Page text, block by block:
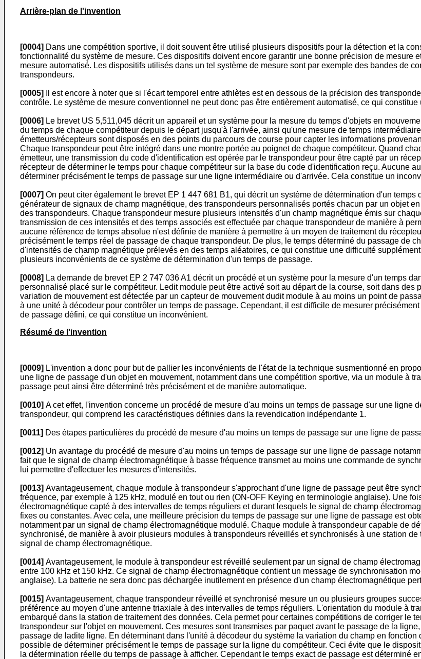
Arrière-plan de l'invention
[0004] Dans une compétition sportive, il doit souvent être utilisé plusieurs dispositifs pour la détection et la
fonctionnalité du système de mesure. Ces dispositifs doivent encore garantir une bonne précision de mesure
mesure automatisé. Les dispositifs utilisés dans un tel système de mesure sont par exemple des bandes de
transpondeurs.
[0005]
Il est encore à noter que si l'écart temporel entre athlètes est en dessous de la précision des
contrôle. Le système de mesure conventionnel ne peut donc pas être entièrement automatisé, ce qui constitue
[0006] Le brevet US 5,511,045 décrit un appareil et un système pour la mesure du temps d'objets en
du temps de chaque compétiteur depuis le départ jusqu'à l'arrivée, ainsi qu'une mesure de temps
émetteurs/récepteurs sont disposés en des points du parcours de course pour capter les informations
Chaque transpondeur peut être intégré dans une montre portée au poignet de chaque compétiteur. Quand
émetteur, une transmission du code d'identification est opérée par le transpondeur pour être capté par un
récepteur de déterminer le temps pour chaque compétiteur sur la base du code d'identification reçu. Aucune
déterminer précisément le temps de passage sur une ligne intermédiaire ou d'arrivée. Cela constitue un
[0007] On peut citer également le brevet EP 1 447 681 B1, qui décrit un système de détermination d'un
générateur de signaux de champ magnétique, des transpondeurs personnalisés portés chacun par un objet
des transpondeurs. Chaque transpondeur mesure plusieurs intensités d'un champ magnétique émis sur
transmission de ces intensités et des temps associés est effectuée par chaque transpondeur de manière à
aucune référence de temps absolue n'est définie de manière à permettre à un moyen de traitement du
précisément le temps réel de passage de chaque transpondeur. De plus, le temps déterminé du passage de
d'intensités de champ magnétique prélevés en des temps aléatoires, ce qui constitue une difficulté
plusieurs inconvénients de ce système de détermination d'un temps de passage.
[0008] La demande de brevet EP 2 747 036 A1 décrit un procédé et un système pour la mesure d'un temps
personnalisé placé sur le compétiteur. Ledit module peut être activé soit au départ de la course, soit dans
variation de mouvement est détectée par un capteur de mouvement dudit module à au moins un point de
à une unité à décodeur pour contrôler un temps de passage. Cependant, il est difficile de mesurer
de passage défini, ce qui constitue un inconvénient.
Résumé de l'invention
[0009] L'invention a donc pour but de pallier les inconvénients de l'état de la technique susmentionné en
une ligne de passage d'un objet en mouvement, notamment dans une compétition sportive, via un module à
passage peut ainsi être déterminé très précisément et de manière automatique.
[0010] A cet effet, l'invention concerne un procédé de mesure d'au moins un temps de passage sur une ligne
transpondeur, qui comprend les caractéristiques définies dans la revendication indépendante 1.
[0011] Des étapes particulières du procédé de mesure d'au moins un temps de passage sur une ligne de
[0012] Un avantage du procédé de mesure d'au moins un temps de passage sur une ligne de passage
fait que le signal de champ électromagnétique à basse fréquence transmet au moins une commande de
lui permettre d'effectuer les mesures d'intensités.
[0013] Avantageusement, chaque module à transpondeur s'approchant d'une ligne de passage peut être
fréquence, par exemple à 125 kHz, modulé en tout ou rien (ON-OFF Keying en terminologie anglaise). Une
électromagnétique capté à des intervalles de temps réguliers et durant lesquels le signal de champ
fixes ou constantes. Avec cela, une meilleure précision du temps de passage sur une ligne de passage est
notamment par un signal de champ électromagnétique modulé. Chaque module à transpondeur capable de
synchronisé, de manière à avoir plusieurs modules à transpondeurs réveillés et synchronisés à une station
signal de champ électromagnétique.
[0014] Avantageusement, le module à transpondeur est réveillé seulement par un signal de champ
entre 100 kHz et 150 kHz. Ce signal de champ électromagnétique contient un message de synchronisation
anglaise). La batterie ne sera donc pas déchargée inutilement en présence d'un champ électromagnétique
[0015] Avantageusement, chaque transpondeur réveillé et synchronisé mesure un ou plusieurs groupes
préférence au moyen d'une antenne triaxiale à des intervalles de temps réguliers. L'orientation du module à
embarqué dans la station de traitement des données. Cela permet pour certaines compétitions de corriger le
transpondeur sur l'objet en mouvement. Ces mesures sont transmises par paquet avant le passage de la
passage de ladite ligne. En déterminant dans l'unité à décodeur du système la variation du champ en
possible de déterminer précisément le temps de passage sur la ligne du compétiteur. Ceci évite que le
la détermination réelle du temps de passage à afficher. Cependant le temps exact de passage est déterminé